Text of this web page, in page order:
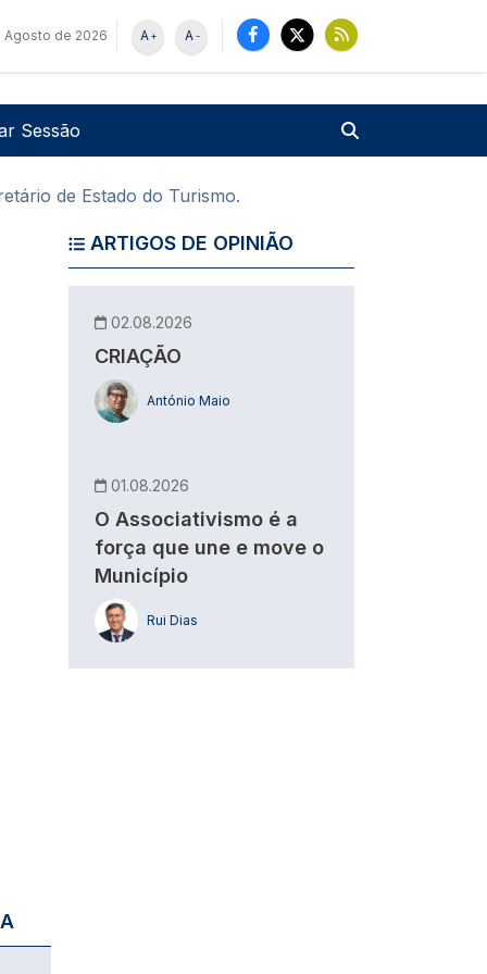
Agosto de 2026 -
A
+
A
de utilizador
Sessão
de Estado do Turismo.
ARTIGOS DE OPINIÃO
02.08.2026
CRIAÇÃO
António Maio
01.08.2026
O Associativismo é a
força que une e move o
Município
Rui Dias